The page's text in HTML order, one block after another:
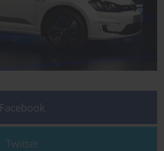
Facebook
Twitter